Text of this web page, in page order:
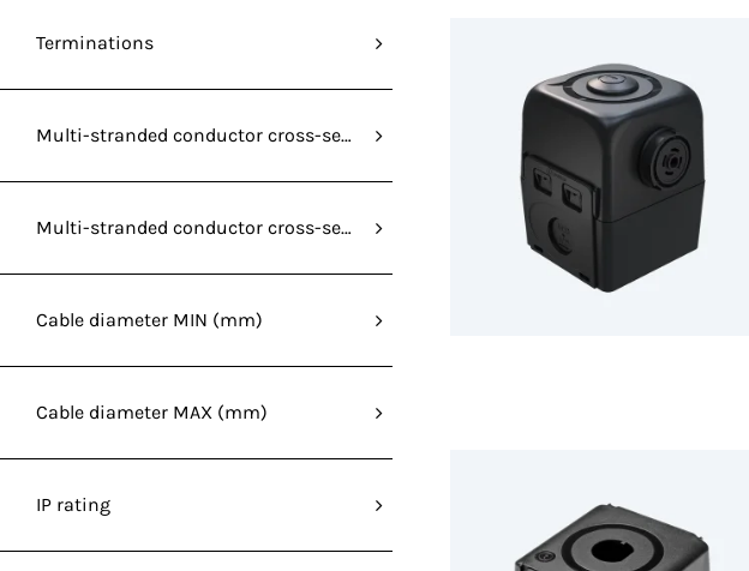
Terminations
Multi-stranded conductor cross-section without ferrule MIN (mm²)
Multi-stranded conductor cross-section without ferrule MAX (mm²)
Cable diameter MIN (mm)
Cable diameter MAX (mm)
IP rating